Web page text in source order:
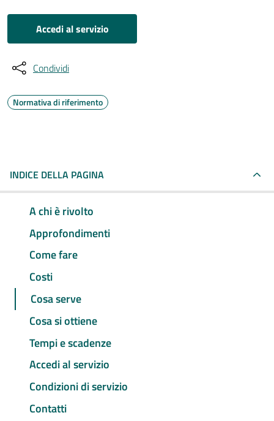
Accedi al servizio
Condividi
Normativa di riferimento
INDICE DELLA PAGINA
A chi è rivolto
Approfondimenti
Come fare
Costi
Cosa serve
Cosa si ottiene
Tempi e scadenze
Accedi al servizio
Condizioni di servizio
Contatti